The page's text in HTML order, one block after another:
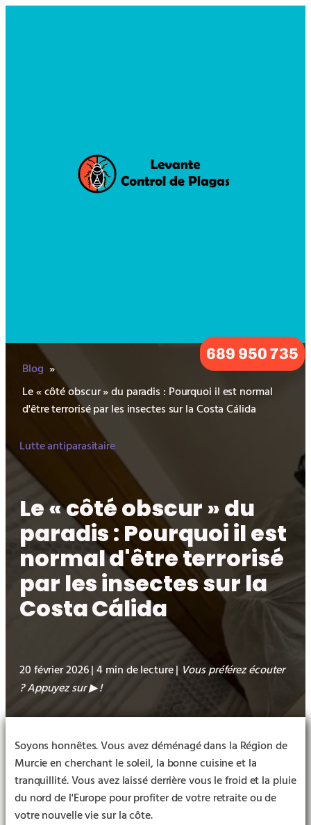
689 950 735
Blog »
Le « côté obscur » du paradis : Pourquoi il est normal
d'être terrorisé par les insectes sur la Costa Cálida
Lutte antiparasitaire
Le « côté obscur » du
paradis : Pourquoi il est
normal d'être terrorisé
par les insectes sur la
Costa Cálida
20 février 2026 | 4 min de lecture | Vous préférez écouter
? Appuyez sur▶︎!
Soyons honnêtes. Vous avez déménagé dans la Région de
Murcie en cherchant le soleil, la bonne cuisine et la
tranquillité. Vous avez laissé derrière vous le froid et la pluie
du nord de l'Europe pour profiter de votre retraite ou de
votre nouvelle vie sur la côte.